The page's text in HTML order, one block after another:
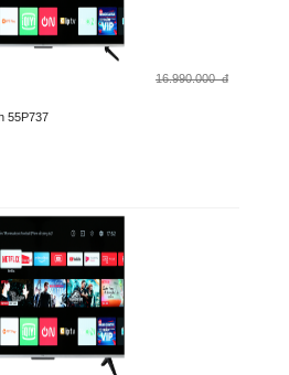
16.990.000 đ
55P737